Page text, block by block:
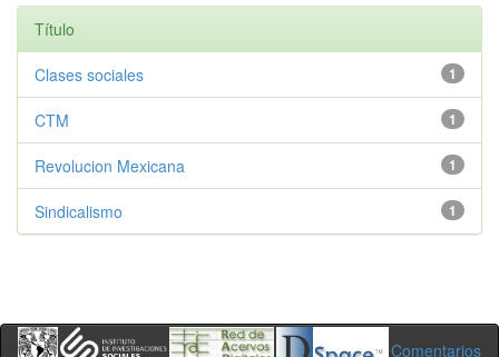
Título
1
Clases sociales
1
CTM
1
Revolucion Mexicana
1
Sindicalismo
Comentarios